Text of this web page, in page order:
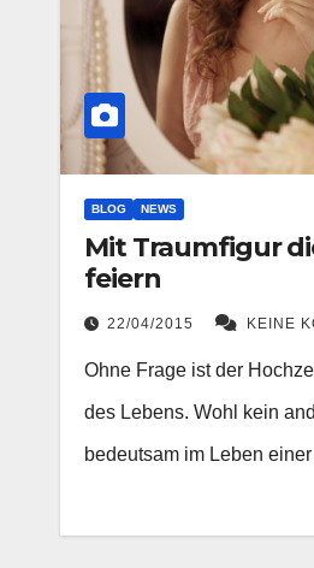
BLOG NEWS
Mit Traumfigur
feiern
22/04/2015 KEINE
Ohne Frage ist der
des Lebens. Wohl kein
bedeutsam im Leben